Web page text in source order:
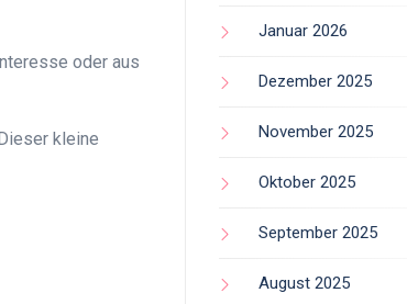
oder aus
kleine
Januar 2026
Dezember 2025
November 2025
Oktober 2025
September 2025
August 2025